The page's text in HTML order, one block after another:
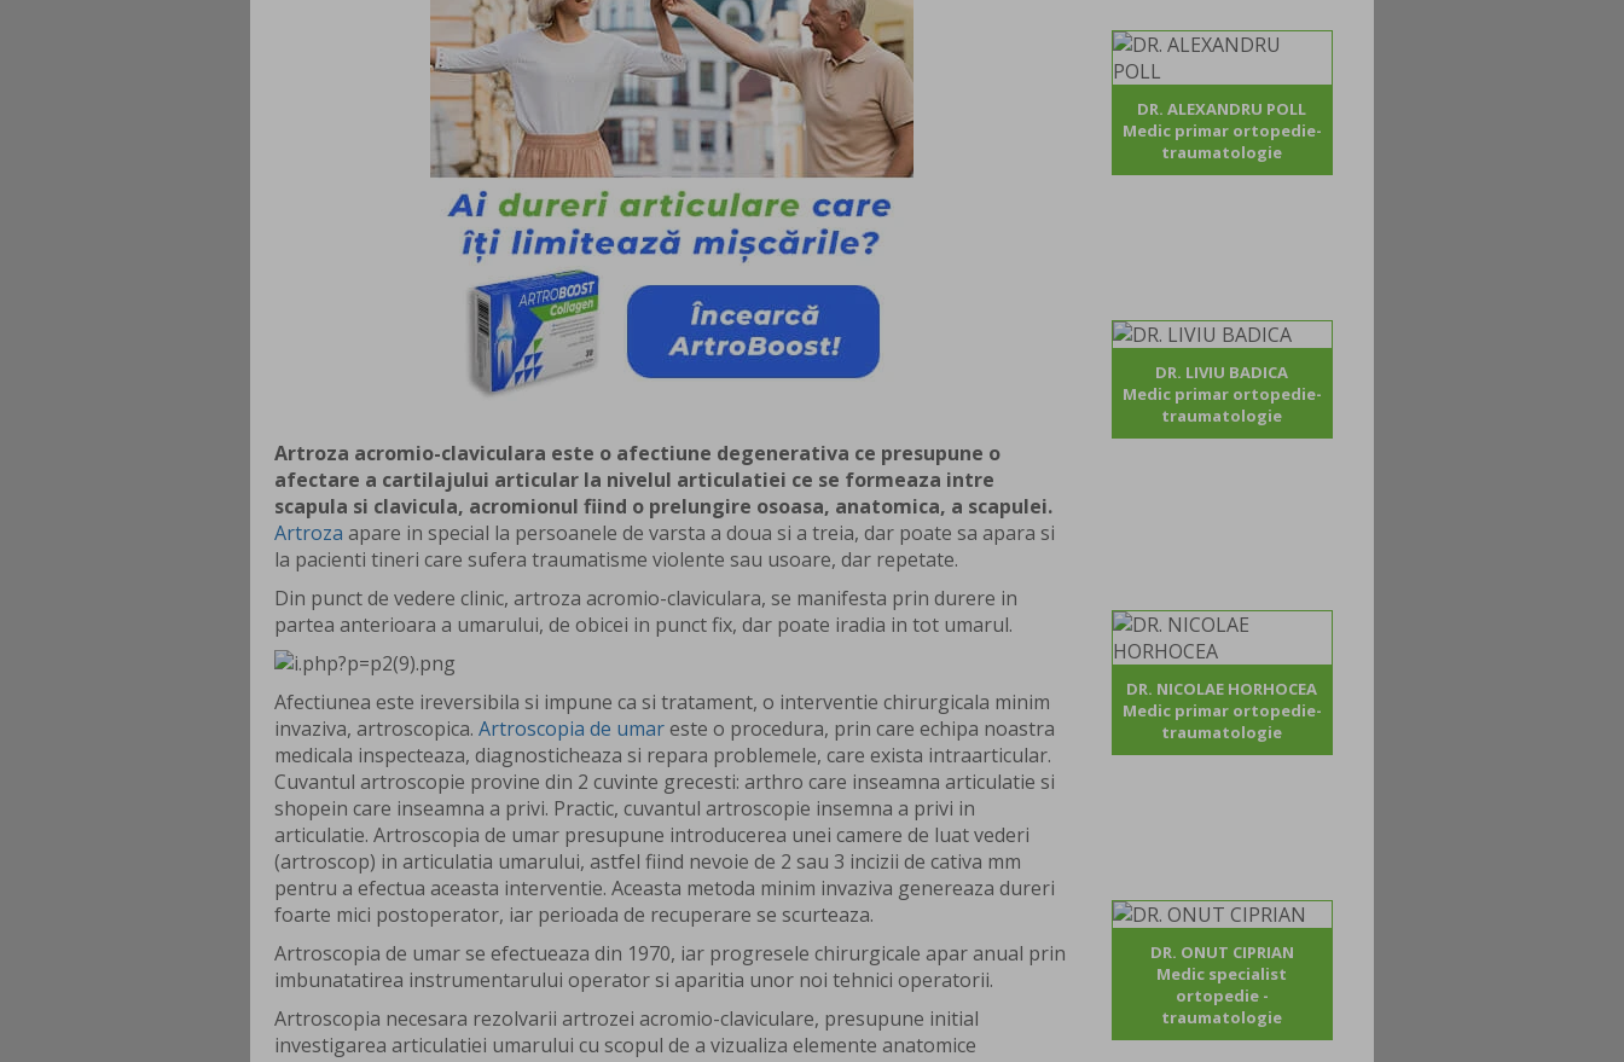
Artroza acromio-claviculara este o afectiune degenerativa ce presupune o
afectare a cartilajului articular la nivelul articulatiei ce se formeaza intre
scapula si clavicula, acromionul fiind o prelungire osoasa, anatomica, a scapulei.
Artroza apare in special la persoanele de varsta a doua si a treia, dar poate sa apara si
la pacienti tineri care sufera traumatisme violente sau usoare, dar repetate.
Din punct de vedere clinic, artroza acromio-claviculara, se manifesta prin durere in
partea anterioara a umarului, de obicei in punct fix, dar poate iradia in tot umarul.
Afectiunea este ireversibila si impune ca si tratament, o interventie chirurgicala minim
invaziva, artroscopica. Artroscopia de umareste o procedura, prin care echipa noastra
medicala inspecteaza, diagnosticheaza si repara problemele, care exista intraarticular.
Cuvantul artroscopie provine din 2 cuvinte grecesti: arthro care inseamna articulatie si
shopein care inseamna a privi. Practic, cuvantul artroscopie insemna a privi in
articulatie. Artroscopia de umar presupune introducerea unei camere de luat vederi
(artroscop) in articulatia umarului, astfel fiind nevoie de 2 sau 3 incizii de cativa mm
pentru a efectua aceasta interventie. Aceasta metoda minim invaziva genereaza dureri
foarte mici postoperator, iar perioada de recuperare se scurteaza.
Artroscopia de umar se efectueaza din 1970, iar progresele chirurgicale apar anual prin
imbunatatirea instrumentarului operator si aparitia unor noi tehnici operatorii.
Artroscopia necesara rezolvarii artrozei acromio-claviculare, presupune initial
investigarea articulatiei umarului cu scopul de a vizualiza elemente anatomice
DR. ALEXANDRU POLL
Medic primar ortopedie-
traumatologie
DR. LIVIU BADICA
Medic primar ortopedie-
traumatologie
DR. NICOLAE HORHOCEA
Medic primar ortopedie-
traumatologie
DR. ONUT CIPRIAN
Medic specialist
ortopedie -
traumatologie